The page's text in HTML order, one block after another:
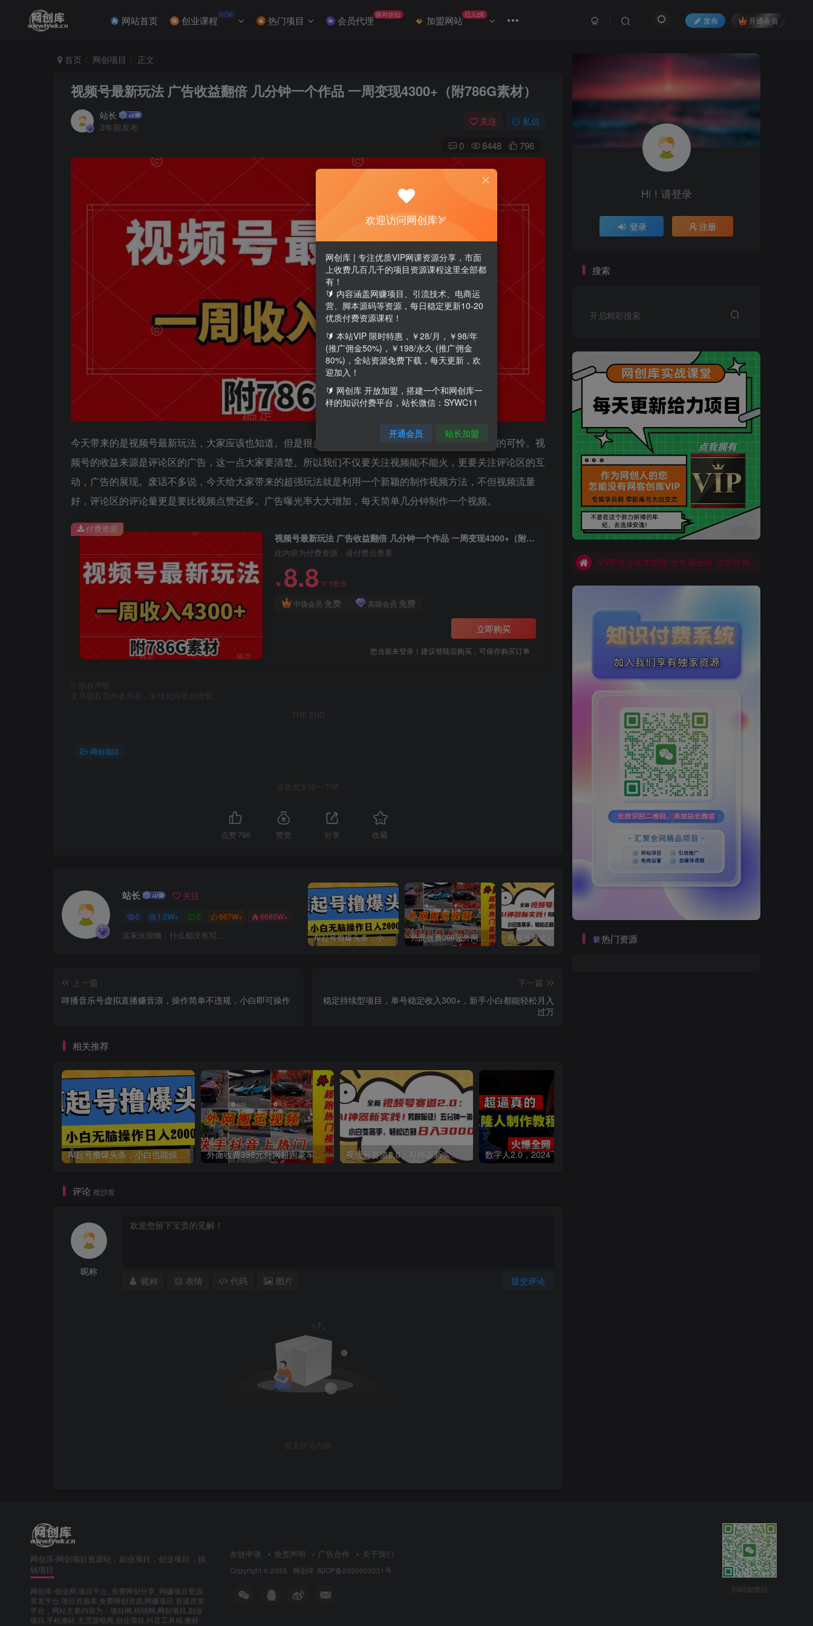
网站首页 创业课程 NEW 热门项目 会员代理 限时折扣 加盟网站 日入2K
发布 开通会员
首页 网创项目 正文
视频号最新玩法 广告收益翻倍 几分钟一个作品 一周变现4300+（附786G素材）
站长
3年前发布
关注 私信
0 8448 796
今天带来的是视频号最新玩法，大家应该也知道。但是很多人操作后发现明明视频很火但是收益确少的可怜。视
频号的收益来源是评论区的广告，这一点大家要清楚。所以我们不仅要关注视频能不能火，更要关注评论区的互
动，广告的展现。废话不多说，今天给大家带来的超强玩法就是利用一个新颖的制作视频方法，不但视频流量
好，评论区的评论量更是要比视频点赞还多。广告曝光率大大增加，每天简单几分钟制作一个视频。
视频号最新玩法 广告收益翻倍 几分钟一个作品 一周变现4300+（附786G素材）
此内容为付费资源，请付费后查看
￥ 8.8￥18.8
中级会员 免费 高级会员 免费
立即购买
您当前未登录！建议登陆后购买，可保存购买订单
付费资源
版权声明
文章版权归作者所有，未经允许请勿转载。
THE END
网创项目
喜欢就支持一下吧
点赞 796 赞赏 分享 收藏
站长 关注
0 1.2W+ 0 667W+ 6685W+
这家伙很懒，什么都没有写... AI起号撸爆头条，小白也能操作，日入2000+ 外面收费398元外网超跑豪车汽车视频搬运至快手抖音上热门项目
上一篇
咩播音乐号虚拟直播赚音浪，操作简单不违规，小白即可操作
下一篇
稳定持续型项目，单号稳定收入300+，新手小白都能轻松月入
过万
相关推荐
AI起号撸爆头条，小白也能操作，日入2000+ 外面收费398元外网超跑豪车汽车视频搬运至快手抖音上热门项目 视频号赛道2.0：AI神器新实践！另辟蹊径！五分钟一条作品，小白变高手…
评论 抢沙发
昵称
提交评论
昵称 表情 代码 图片
暂无评论内容
Hi！请登录
登录 注册
搜索
开启精彩搜索
买VIP会员或加盟商-全年最低价-立即抢额
网创库-限时优惠 别错过!
买VIP会员或加盟商-全年最低价-立即抢额
网创库-限时优惠 别错过!
热门资源
网创库-网创项目资源站，副业项目，创业项目，搞
钱项目
网创库-创业网,项目平台_免费网创分享_网赚项目资源
首发平台,项目资源库,免费网创资源,网赚项目,资源首发
平台，网站主要内容为：项目网,搞钱网,网创项目,副业
项目,手机搬砖,无货源电商,创业项目,抖音工具箱,搬砖
友链申请 免责声明 广告合作 关于我们
Copyright © 2025 · 网创库 闽ICP备2026003221号
扫码加微信
欢迎访问网创库🏹
网创库 | 专注优质VIP网课资源分享，市面
上收费几百几千的项目资源课程这里全部都
有！
🔰 内容涵盖网赚项目、引流技术、电商运
营、脚本源码等资源，每日稳定更新10-20
优质付费资源课程！
🔰 本站VIP 限时特惠，￥28/月，￥98/年
(推广佣金50%)，￥198/永久 (推广佣金
80%)，全站资源免费下载，每天更新，欢
迎加入！
🔰 网创库 开放加盟，搭建一个和网创库一
样的知识付费平台，站长微信：SYWC11
开通会员 站长加盟